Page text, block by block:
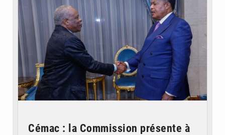
Cémac : la Commission présente à